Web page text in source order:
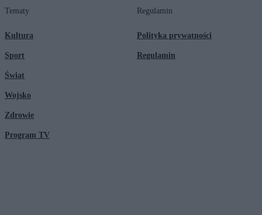
Tematy
Kultura
Sport
Świat
Wojsko
Zdrowie
Program TV
Regulamin
Polityka prywatności
Regulamin